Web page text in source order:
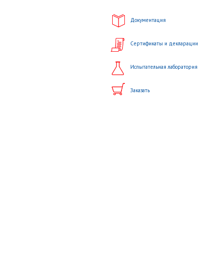
Документация
Сертификаты и декларации
Испытательная лаборатория
Заказать